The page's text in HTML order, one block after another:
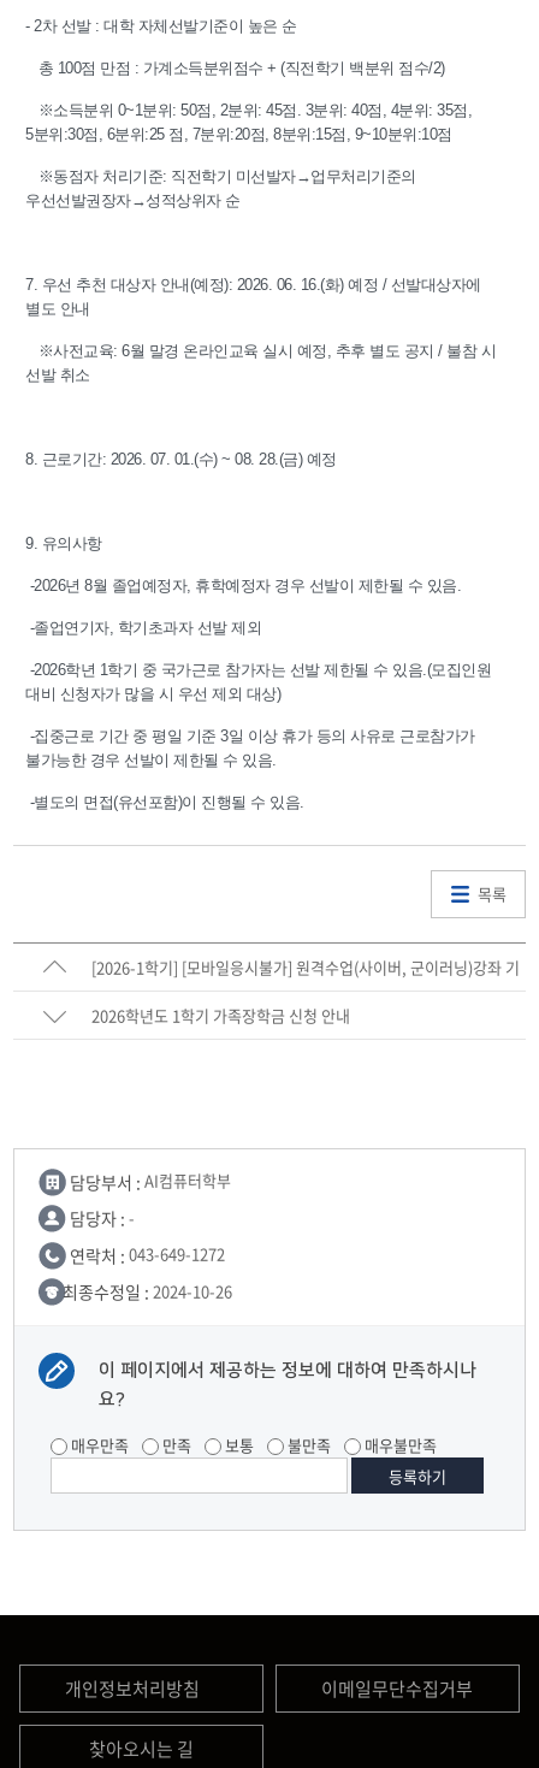
- 2차 선발 : 대학 자체선발기준이 높은 순
총 100점 만점 : 가계소득분위점수 + (직전학기 백분위 점수/2)
※소득분위 0~1분위: 50점, 2분위: 45점. 3분위: 40점, 4분위: 35점,
5분위:30점, 6분위:25 점, 7분위:20점, 8분위:15점, 9~10분위:10점
※동점자 처리기준: 직전학기 미선발자→업무처리기준의
우선선발권장자→성적상위자 순
7. 우선 추천 대상자 안내(예정): 2026. 06. 16.(화) 예정 / 선발대상자에
별도 안내
※사전교육: 6월 말경 온라인교육 실시 예정, 추후 별도 공지 / 불참 시
선발 취소
8. 근로기간: 2026. 07. 01.(수) ~ 08. 28.(금) 예정
9. 유의사항
-2026년 8월 졸업예정자, 휴학예정자 경우 선발이 제한될 수 있음.
-졸업연기자, 학기초과자 선발 제외
-2026학년 1학기 중 국가근로 참가자는 선발 제한될 수 있음.(모집인원
대비 신청자가 많을 시 우선 제외 대상)
-집중근로 기간 중 평일 기준 3일 이상 휴가 등의 사유로 근로참가가
불가능한 경우 선발이 제한될 수 있음.
-별도의 면접(유선포함)이 진행될 수 있음.
목록
[2026-1학기] [모바일응시불가] 원격수업(사이버, 군이러닝)강좌 기
말고사 진행 안내
2026학년도 1학기 가족장학금 신청 안내
담당부서 : AI컴퓨터학부
담당자 : -
연락처 : 043-649-1272
최종수정일 : 2024-10-26
이 페이지에서 제공하는 정보에 대하여 만족하시나
요?
매우만족 만족 보통 불만족 매우불만족
개인정보처리방침 이메일무단수집거부
찾아오시는 길